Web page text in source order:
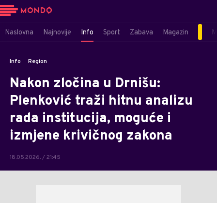
Naslovna Najnovije Info Sport Zabava Magazin
Info Region
Nakon zločina u Drnišu:
Plenković traži hitnu analizu
rada institucija, moguće i
izmjene krivičnog zakona
18.05.2026. / 21:45